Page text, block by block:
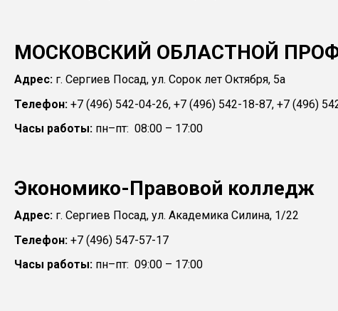
МОСКОВСКИЙ ОБЛАСТНОЙ
Адрес: г. Сергиев Посад, ул. Сорок лет Октября, 5а
Телефон: +7 (496) 542-04-26, +7 (496) 542-18-87, +7 (496)
Часы работы: пн–пт: 08:00 – 17:00
Экономико-Правовой колледж
Адрес: г. Сергиев Посад, ул. Академика Силина, 1/22
Телефон: +7 (496) 547-57-17
Часы работы: пн–пт: 09:00 – 17:00